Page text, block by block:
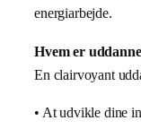
energiarbejde.
Hvem er
En clairvoyant
• At udvikle dine